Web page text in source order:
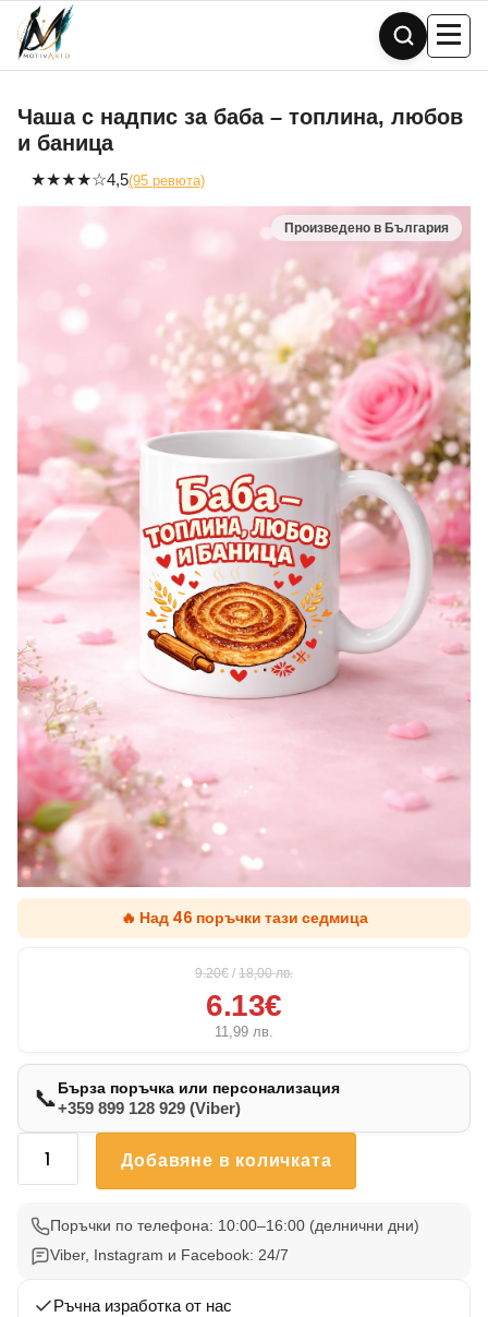
Skip
content
Чаша с надпис за баба – топлина, любов
и баница
★★★★☆4,5(95 ревюта)
🔥 Над 46 поръчки тази седмица
9.20€ / 18,00лв.
6.13€
11,99 лв.
📞Бърза поръчка или персонализация
+359 899 128 929 (Viber)
количество
надпис
баба
Добавяне в количката
Поръчки по телефона: 10:00–16:00 (делнични дни)
Viber, Instagram и Facebook: 24/7
Ръчна изработка от нас